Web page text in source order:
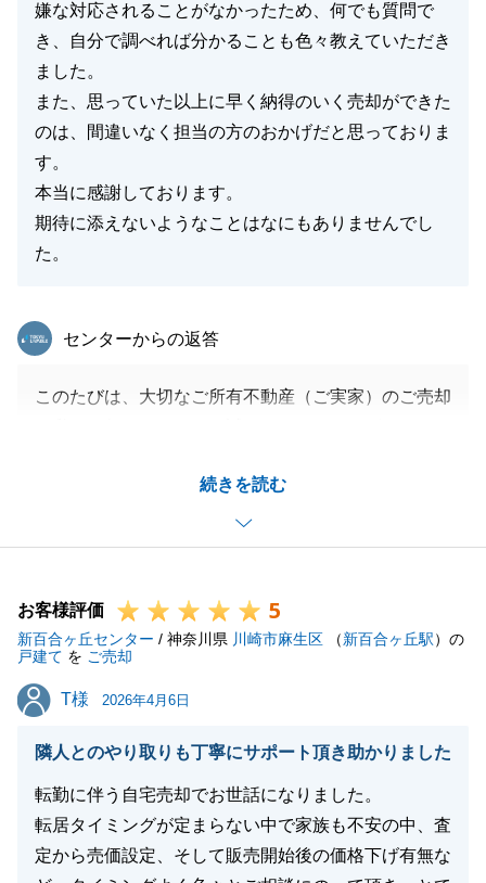
嫌な対応されることがなかったため、何でも質問で
き、自分で調べれば分かることも色々教えていただき
ました。
また、思っていた以上に早く納得のいく売却ができた
のは、間違いなく担当の方のおかげだと思っておりま
す。
本当に感謝しております。
期待に添えないようなことはなにもありませんでし
た。
続きを読む
東急リバブル
センターからの返答
このたびは、大切なご所有不動産（ご実家）のご売却
「何でも質問できた」「納得のいく売却ができた」と
いうお言葉、大変嬉しく思います。
納得してお手続きを進めていただけたことが、私とし
お取引は一度区切りとなりますが、何か分からないこ
とがあれば、いつでもご連絡下さい。
また、もし周りの方で不動産のことでお悩みの方がい
らっしゃいましたら、ぜひお気軽にお声がけください
ご紹介いただいた方にも、同じように「納得して進め
られる」と思っていただけるよう、誠心誠意サポート
させていただきます。
今後とも、末永くよろしくお願いいたします。
お客様評価 5
新百合ヶ丘センター / 神奈川県 川崎市麻生区 （新百合ヶ丘駅）の
戸建て を ご売却
T様
T様 2026年4月6日
隣人とのやり取りも丁寧にサポート頂き助かりました
転勤に伴う自宅売却でお世話になりました。
転居タイミングが定まらない中で家族も不安の中、査
定から売価設定、そして販売開始後の価格下げ有無な